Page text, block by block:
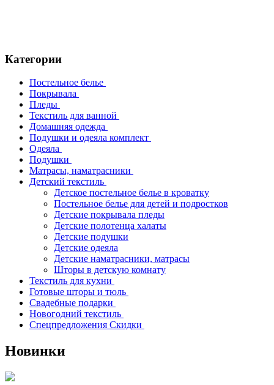
Категории
Постельное белье
Покрывала
Пледы
Текстиль для ванной
Домашняя одежда
Подушки и одеяла комплект
Одеяла
Подушки
Матрасы, наматрасники
Детский текстиль
Детское постельное белье в кроватку
Постельное белье для детей и подростков
Детские покрывала пледы
Детские полотенца халаты
Детские подушки
Детские одеяла
Детские наматрасники, матрасы
Шторы в детскую комнату
Текстиль для кухни
Готовые шторы и тюль
Свадебные подарки
Новогодний текстиль
Спецпредложения Скидки
Новинки